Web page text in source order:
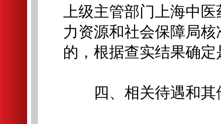
上级主管部门上海中
力资源和社会保障局
的，根据查实结果确
四、相关待遇和其